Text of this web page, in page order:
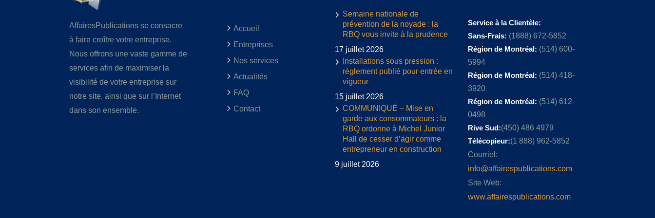
AffairesPublications se consacre
à faire croître votre entreprise.
Nous offrons une vaste gamme de
services afin de maximiser la
visibilité de votre entreprise sur
notre site, ainsi que sur l’Internet
dans son ensemble.
Accueil
Entreprises
Nos services
Actualités
FAQ
Contact
Semaine nationale de
prévention de la noyade : la
RBQ vous invite à la prudence
17 juillet 2026
Installations sous pression :
règlement publié pour entrée en
vigueur
15 juillet 2026
COMMUNIQUÉ – Mise en
garde aux consommateurs : la
RBQ ordonne à Michel Junior
Hall de cesser d’agir comme
entrepreneur en construction
9 juillet 2026
Service à la Clientèle:
Sans-Frais: (1888) 672-5852
Région de Montréal: (514) 600-
5994
Région de Montréal: (514) 418-
3920
Région de Montréal: (514) 612-
0498
Rive Sud:(450) 486 4979
Télécopieur:(1 888) 962-5852
Courriel:
info@affairespublications.com
Site Web:
www.affairespublications.com